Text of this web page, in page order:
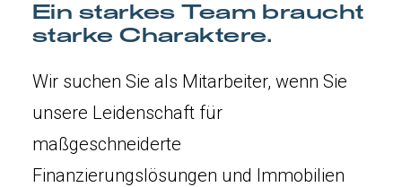
Ein starkes Team braucht
starke Charaktere.
Wir suchen Sie als Mitarbeiter, wenn Sie
unsere Leidenschaft für
maßgeschneiderte
Finanzierungslösungen und Immobilien